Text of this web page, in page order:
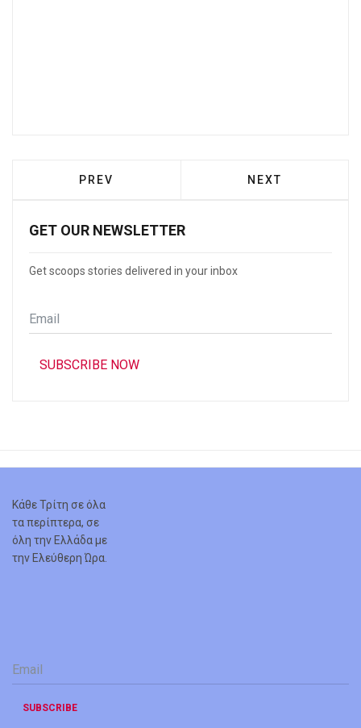
PREVIOUS ARTICLE: ΦΩΤΙΆ ΣΤΟ ΣΧΙΣΤΌ
PREV NEXT
NEXT
GET OUR NEWSLETTER
Get scoops stories delivered in your inbox
Email
*
SUBSCRIBE NOW
Κάθε Τρίτη σε όλα
τα περίπτερα, σε
όλη την Ελλάδα με
την Ελεύθερη Ώρα.
Email
*
SUBSCRIBE